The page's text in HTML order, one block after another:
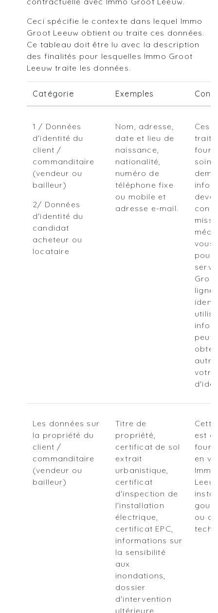
Ceci spécifie le contexte dans lequel Immo
Groot Leeuw obtient ou traite ces données.
Ce tableau doit être lu avec la description
des finalités pour lesquelles Immo Groot
Leeuw traite les données.
Catégorie Exemples
1 / Données
d'identité du
client /
commanditaire
(vendeur ou
bailleur)
2/ Données
d'identité du
candidat
acheteur ou
locataire
Nom, adresse,
date et lieu de
naissance,
nationalité,
numéro de
téléphone fixe
ou mobile et
adresse e-mail.
Ces
soins
vous
pour
Les données sur
la propriété du
client /
commanditaire
(vendeur ou
bailleur)
Titre de
propriété,
certificat de sol
extrait
urbanistique,
certificat
d'inspection de
l'installation
électrique,
certificat EPC,
informations sur
la sensibilité
aux
inondations,
dossier
d'intervention
ultérieure,
est
en
ou